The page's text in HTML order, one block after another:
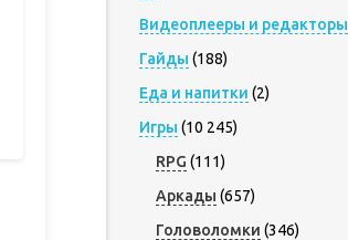
Видеоплееры и редакторы
Гайды (188)
Еда и напитки (2)
Игры (10 245)
RPG (111)
Аркады (657)
Головоломки (346)